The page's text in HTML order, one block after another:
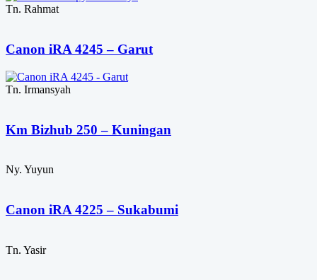
Tn. Rahmat
Canon iRA 4245 – Garut
Tn. Irmansyah
Km Bizhub 250 – Kuningan
Ny. Yuyun
Canon iRA 4225 – Sukabumi
Tn. Yasir